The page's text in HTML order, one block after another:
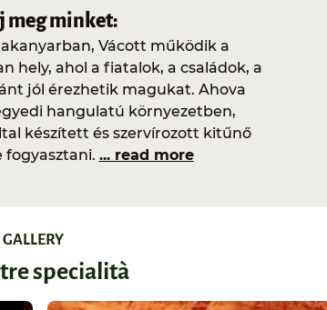
meg minket:
Vácott működik a
hely, ahol a fiatalok, a családok, a
jól érezhetik magukat. Ahova
hangulatú környezetben,
készített és szervírozott kitűnő
fogyasztani. ... read more
GALLERY
specialità